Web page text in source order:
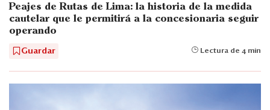
Peajes de Rutas de Lima: la historia de la medida
cautelar que le permitirá a la concesionaria seguir
operando
Guardar Lectura de 4 min